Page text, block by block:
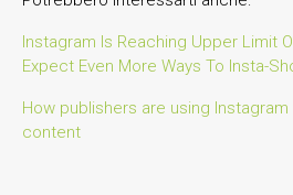
Instagram Is Reaching Upper Limit
Expect Even More Ways To Insta-
How publishers are using
content